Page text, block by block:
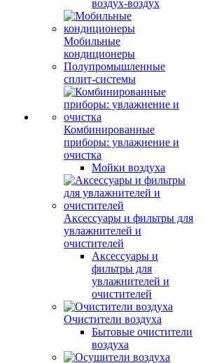
воздух-воздух
Мобильные
кондиционеры
Полупромышленные
сплит-системы
Комбинированные
приборы: увлажнение и
очистка
Мойки воздуха
Аксессуары и фильтры для
увлажнителей и
очистителей
Аксессуары и
фильтры для
увлажнителей и
очистителей
Очистители воздуха
Бытовые очистители
воздуха